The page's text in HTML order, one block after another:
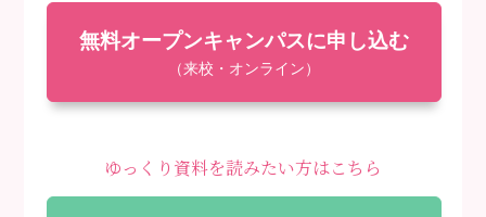
無料オープンキャンパスに申し込む
（来校・オンライン）
ゆっくり資料を読みたい方はこちら